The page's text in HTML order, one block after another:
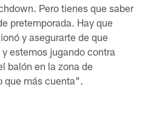
Pero tienes que saber
pretemporada. Hay que
y asegurarte de que
estemos jugando contra
balón en la zona de
que más cuenta".